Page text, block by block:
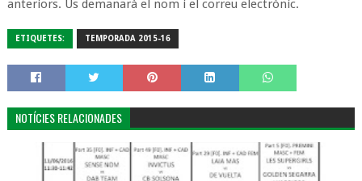
anteriors. Us demanarà el nom i el correu electrònic.
ETIQUETES: TEMPORADA 2015-16
NOTÍCIES RELACIONADES